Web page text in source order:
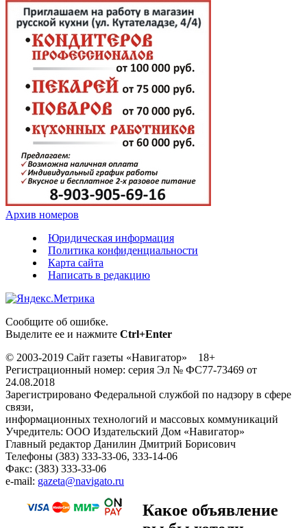
Архив номеров
Юридическая информация
Политика конфиденциальности
Карта сайта
Написать в редакцию
Сообщите об ошибке.
Выделите ее и нажмите Ctrl+Enter
© 2003-2019 Сайт газеты «Навигатор» 18+
Регистрационный номер: серия Эл № ФС77-73469 от
24.08.2018
Зарегистрировано Федеральной службой по надзору в сфере
связи,
информационных технологий и массовых коммуникаций
Учредитель: ООО Издательский Дом «Навигатор»
Главный редактор Данилин Дмитрий Борисович
Телефоны (383) 333-33-06, 333-14-06
Факс: (383) 333-33-06
e-mail: gazeta@navigato.ru
Какое объявление